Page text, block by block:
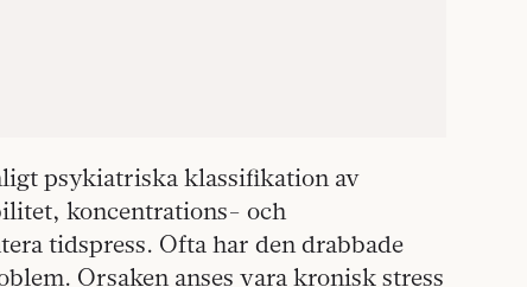
psykiatriska klassifikation av
koncentrations- och
tidspress. Ofta har den drabbade
Orsaken anses vara kronisk stress